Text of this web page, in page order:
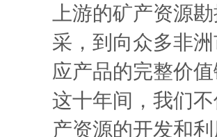
上游的矿产资源
采，到向众多非
应产品的完整价
这十年间，我们
产资源的开发和